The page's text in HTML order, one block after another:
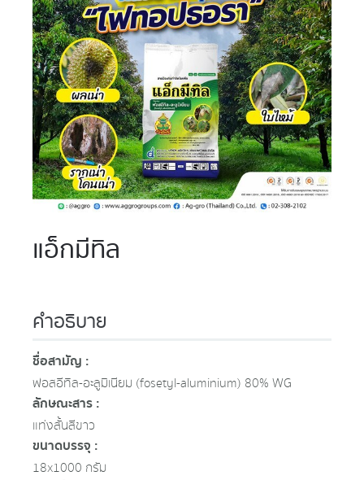
แอ็กมีทิล
คำอธิบาย
ชื่อสามัญ :
ฟอสอีทิล-อะลูมิเนียม (fosetyl-aluminium) 80% WG
ลักษณะสาร :
แท่งสั้นสีขาว
ขนาดบรรจุ :
18x1000 กรัม